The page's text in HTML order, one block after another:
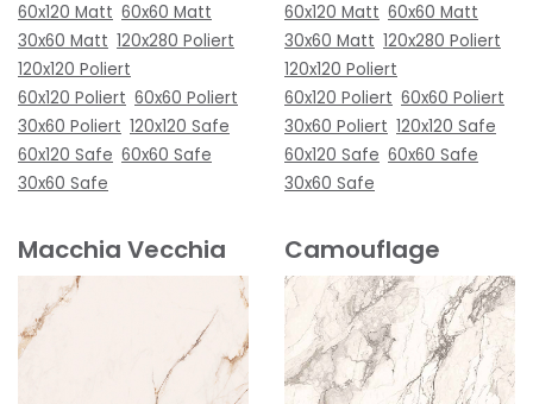
60x120 Matt 60x60 Matt
30x60 Matt 120x280 Poliert
120x120 Poliert
60x120 Poliert 60x60 Poliert
30x60 Poliert 120x120 Safe
60x120 Safe 60x60 Safe
30x60 Safe
60x120 Matt 60x60 Matt
30x60 Matt 120x280 Poliert
120x120 Poliert
60x120 Poliert 60x60 Poliert
30x60 Poliert 120x120 Safe
60x120 Safe 60x60 Safe
30x60 Safe
Macchia Vecchia Camouflage